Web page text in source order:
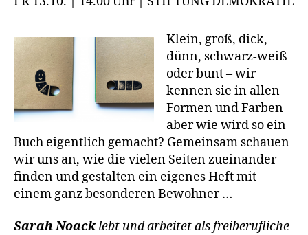
Klein, groß, dick,
dünn, schwarz-weiß
oder bunt – wir
kennen sie in allen
Formen und Farben –
aber wie wird so ein
Buch eigentlich gemacht? Gemeinsam schauen
wir uns an, wie die vielen Seiten zueinander
finden und gestalten ein eigenes Heft mit
einem ganz besonderen Bewohner …
Sarah Noacklebt und arbeitet als freiberufliche